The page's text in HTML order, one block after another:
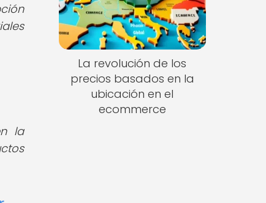
la
La revolución de los
precios basados en la
ubicación en el
ecommerce